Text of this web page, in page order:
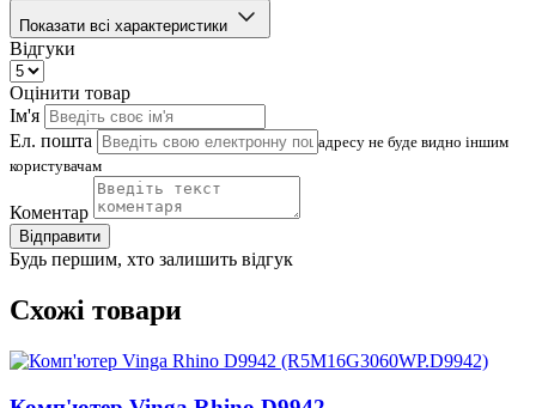
Показати всі характеристики
Відгуки
Оцінити товар
Ім'я
Ел. пошта
адресу не буде видно іншим
користувачам
Коментар
Відправити
Будь першим, хто залишить відгук
Схожі товари